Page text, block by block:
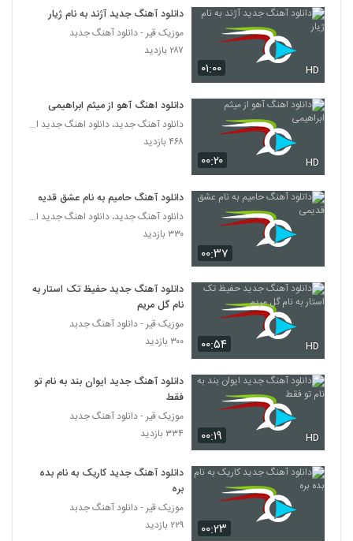
569
بهداد عسگری آهنگ ساده
Mohsen Bahmani Begi Nagi
آهنگ خندیدن تو از علی هاشمی(پاپ)
۱,۱۶۰ بازدید
موزیک زیبای لیلای من از ایمان غلامی
573
دانلود آهنگ تا ابد عاشقتم از امیرحسین نوشالی
۱,۴۱۲ بازدید
574
دانلود آهنگ جدید و زیبای فریان با نام آی
دیوونه (رمیکس)
۳,۵۰۸ بازدید
آهنگ تا اومدی (رمیکس) از امو باند(پاپ)
576
پرستو آهنگ حباب
دانلود آهنگ علی یاسینی وای وای
۱,۷۵۷ بازدید
۰۱:۰۰ HD
دانلود آهنگ جدید آژند به نام ژیار
موزیک قیر - دانلود آهنگ جدبد
۲۸۷ بازدید
۰۰:۲۰ HD
دانلود اهنگ آهو از میثم ابراهیمی
دانلود آهنگ جدید، دانلود اهنگ جدید ایرانی
۴۶۸ بازدید
۰۰:۳۷
دانلود آهنگ حامیم به نام عشق قدیمی
دانلود آهنگ جدید، دانلود اهنگ جدید ایرانی
۳۳۰ بازدید
۰۰:۵۴ HD
دانلود آهنگ جدید حفیظ تک استار به
نام گل مریم
موزیک قیر - دانلود آهنگ جدبد
۳۰۰ بازدید
۰۰:۱۹ HD
دانلود آهنگ جدید ایوان بند به نام تو
فقط
موزیک قیر - دانلود آهنگ جدبد
۳۳۴ بازدید
۰۰:۲۳
دانلود آهنگ جدید کاریک به نام بده
بره
موزیک قیر - دانلود آهنگ جدبد
۲۲۹ بازدید